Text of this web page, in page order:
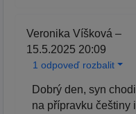
Veronika Víšková –
15.5.2025 20:09
1 odpoveď rozbalit
Dobrý den, syn chodil
na přípravku češtiny i